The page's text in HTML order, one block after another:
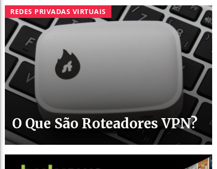
REDES PRIVADAS VIRTUAIS
O Que São Roteadores VPN?